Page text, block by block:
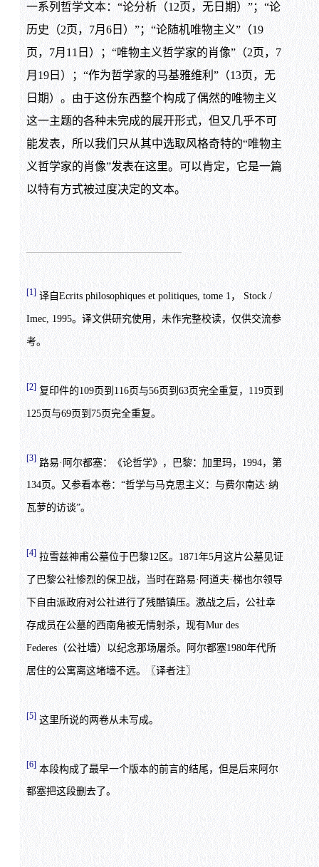
一系列哲学文本：“论分析（12页，无日期）”；“论
历史（2页，7月6日）”；“论随机唯物主义”（19
页，7月11日）；“唯物主义哲学家的肖像”（2页，7
月19日）；“作为哲学家的马基雅维利”（13页，无
日期）。由于这份东西整个构成了偶然的唯物主义
这一主题的各种未完成的展开形式，但又几乎不可
能发表，所以我们只从其中选取风格奇特的“唯物主
义哲学家的肖像”发表在这里。可以肯定，它是一篇
以特有方式被过度决定的文本。
[1] 译自Ecrits philosophiques et politiques, tome 1， Stock /
Imec, 1995。译文供研究使用，未作完整校读，仅供交流参
考。
[2] 复印件的109页到116页与56页到63页完全重复，119页到
125页与69页到75页完全重复。
[3] 路易·阿尔都塞：《论哲学》，巴黎：加里玛，1994，第
134页。又参看本卷：“哲学与马克思主义：与费尔南达·纳
瓦萝的访谈”。
[4] 拉雪兹神甫公墓位于巴黎12区。1871年5月这片公墓见证
了巴黎公社惨烈的保卫战，当时在路易·阿道夫·梯也尔领导
下自由派政府对公社进行了残酷镇压。激战之后，公社幸
存成员在公墓的西南角被无情射杀，现有Mur des
Federes（公社墙）以纪念那场屠杀。阿尔都塞1980年代所
居住的公寓离这堵墙不远。〖译者注〗
[5]这里所说的两卷从未写成。
[6] 本段构成了最早一个版本的前言的结尾，但是后来阿尔
都塞把这段删去了。